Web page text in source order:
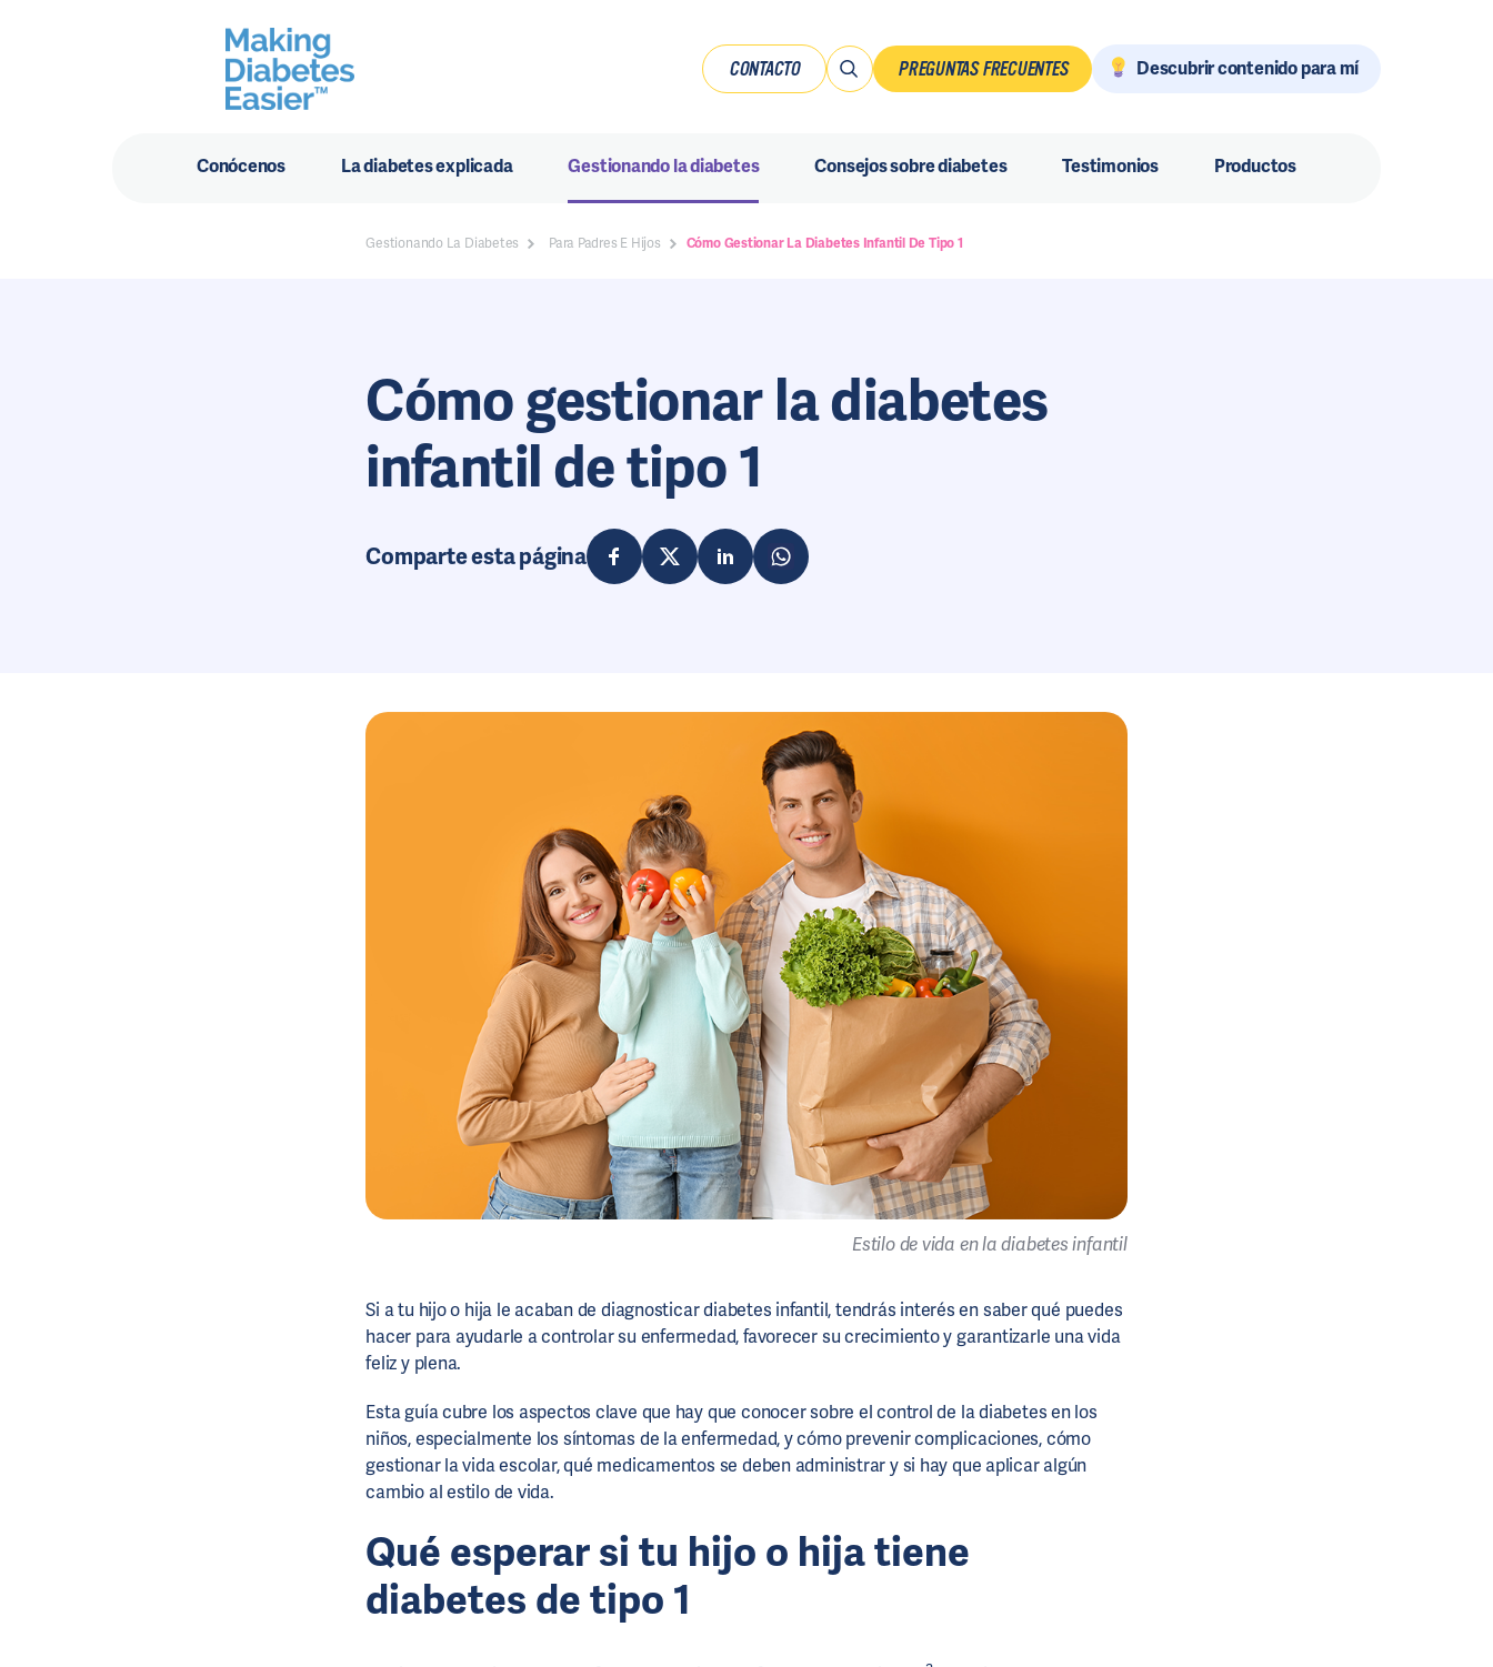
CONTACTO PREGUNTAS FRECUENTES Descubrir contenido para mí
Conócenos La diabetes explicada Gestionando la diabetes Consejos sobre diabetes Testimonios Productos
Gestionando La Diabetes Para Padres E Hijos Cómo Gestionar La Diabetes Infantil De Tipo 1
Cómo gestionar la diabetes
infantil de tipo 1
Comparte esta página
Estilo de vida en la diabetes infantil
Si a tu hijo o hija le acaban de diagnosticar diabetes infantil, tendrás interés en saber qué puedes
hacer para ayudarle a controlar su enfermedad, favorecer su crecimiento y garantizarle una vida
feliz y plena.
Esta guía cubre los aspectos clave que hay que conocer sobre el control de la diabetes en los
niños, especialmente los síntomas de la enfermedad, y cómo prevenir complicaciones, cómo
gestionar la vida escolar, qué medicamentos se deben administrar y si hay que aplicar algún
cambio al estilo de vida.
Qué esperar si tu hijo o hija tiene
diabetes de tipo 1